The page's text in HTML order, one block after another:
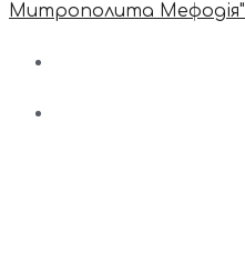
Митрополита Мефодія"